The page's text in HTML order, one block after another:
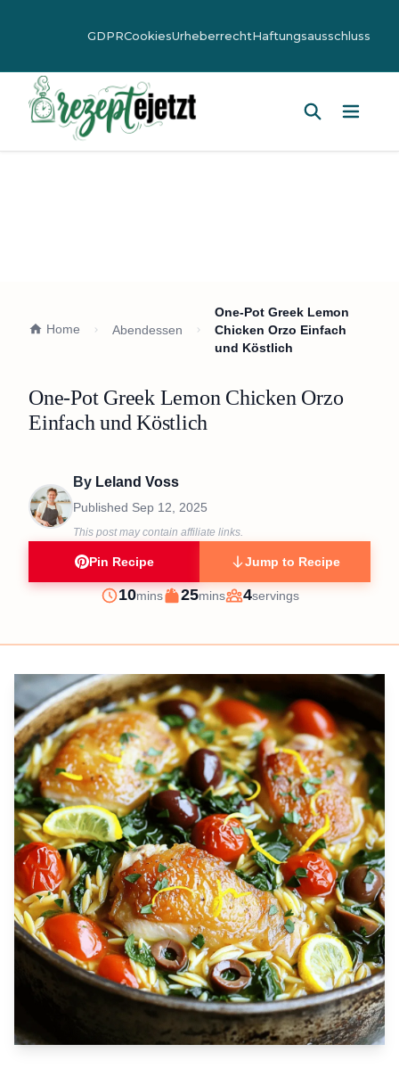
GDPRCookiesUrheberrechtHaftungsausschluss
Home Abendessen
One-Pot Greek Lemon
Chicken Orzo Einfach
und Köstlich
One-Pot Greek Lemon Chicken Orzo
Einfach und Köstlich
By Leland Voss
Published Sep 12, 2025
This post may contain affiliate links.
Pin Recipe Jump to Recipe
Prep
10minutes
mins
Cook
25minutes
mins
Servings
4servings